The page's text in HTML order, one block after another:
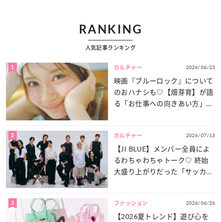
RANKING
人気記事ランキング
1 カルチャー 2026/06/23
映画『ブルーロック』について
のおハナシも♡【畑芽育】が語
る「お仕事への向きあい方」と
2 カルチャー 2026/07/13
【JI BLUE】メンバー全員によ
るわちゃわちゃトーク♡ 終始
大盛り上がりだった「サッカー
3 ファッション 2026/06/26
【2026夏トレンド】遊び心を